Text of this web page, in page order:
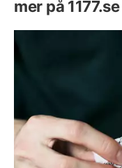
mer på 1177.se